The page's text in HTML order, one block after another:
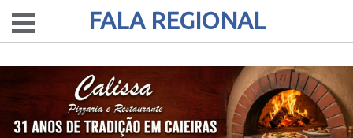
FALA REGIONAL